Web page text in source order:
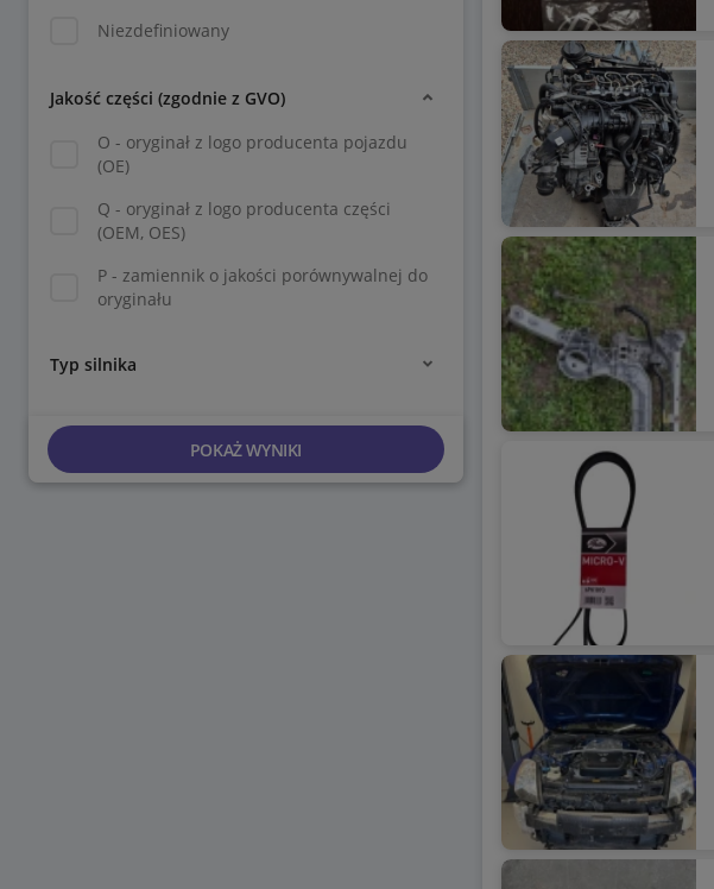
Niezdefiniowany
Jakość części (zgodnie z GVO)
O - oryginał z logo producenta pojazdu
(OE)
Q - oryginał z logo producenta części
(OEM, OES)
P - zamiennik o jakości porównywalnej do
oryginału
Typ silnika
POKAŻ WYNIKI